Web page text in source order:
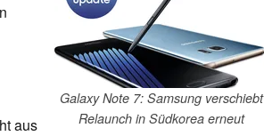
Galaxy Note 7: Samsung verschiebt
Relaunch in Südkorea erneut
aus